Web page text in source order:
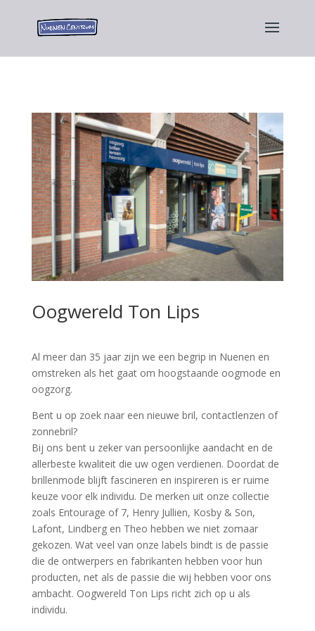
Oogwereld Ton Lips
Al meer dan 35 jaar zijn we een begrip in Nuenen en
omstreken als het gaat om hoogstaande oogmode en
oogzorg.
Bent u op zoek naar een nieuwe bril, contactlenzen of
zonnebril?
Bij ons bent u zeker van persoonlijke aandacht en de
allerbeste kwaliteit die uw ogen verdienen. Doordat de
brillenmode blijft fascineren en inspireren is er ruime
keuze voor elk individu. De merken uit onze collectie
zoals Entourage of 7, Henry Jullien, Kosby & Son,
Lafont, Lindberg en Theo hebben we niet zomaar
gekozen. Wat veel van onze labels bindt is de passie
die de ontwerpers en fabrikanten hebben voor hun
producten, net als de passie die wij hebben voor ons
ambacht. Oogwereld Ton Lips richt zich op u als
individu.